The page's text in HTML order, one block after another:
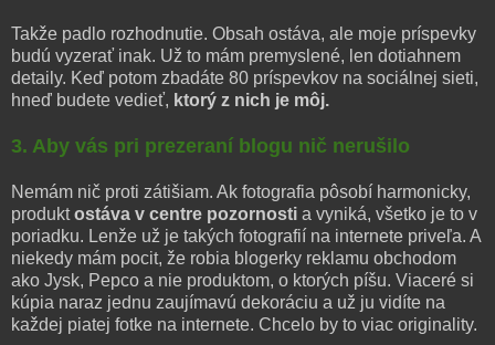
Takže padlo rozhodnutie. Obsah ostáva, ale moje príspevky
budú vyzerať inak. Už to mám premyslené, len dotiahnem
detaily. Keď potom zbadáte 80 príspevkov na sociálnej sieti,
hneď budete vedieť, ktorý z nich je môj.
3. Aby vás pri prezeraní blogu nič nerušilo
Nemám nič proti zátišiam. Ak fotografia pôsobí harmonicky,
produktostáva v centre pozornosti a vyniká, všetko je to v
poriadku. Lenže už je takých fotografií na internete priveľa. A
niekedy mám pocit, že robia blogerky reklamu obchodom
ako Jysk, Pepco a nie produktom, o ktorých píšu. Viaceré si
kúpia naraz jednu zaujímavú dekoráciu a už ju vidíte na
každej piatej fotke na internete. Chcelo by to viac originality.